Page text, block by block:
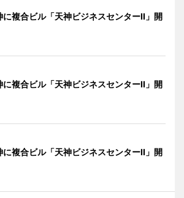
に複合ビル「天神ビジネスセンターII」開
に複合ビル「天神ビジネスセンターII」開
に複合ビル「天神ビジネスセンターII」開